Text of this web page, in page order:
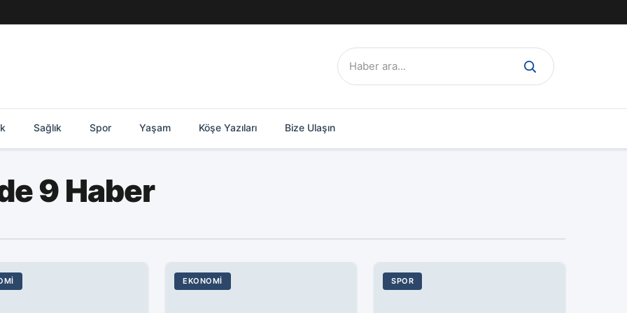
Ara:
Sağlık Spor Yaşam Köşe Yazıları Bize Ulaşın
9 Haber
EKONOMI SPOR